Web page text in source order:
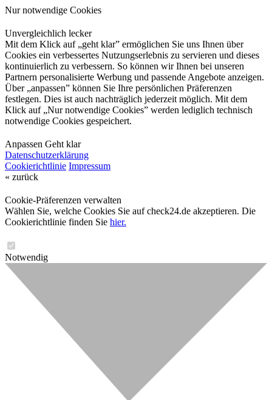
Nur notwendige Cookies
Unvergleichlich lecker
Mit dem Klick auf „geht klar” ermöglichen Sie uns Ihnen über
Cookies ein verbessertes Nutzungserlebnis zu servieren und dieses
kontinuierlich zu verbessern. So können wir Ihnen bei unseren
Partnern personalisierte Werbung und passende Angebote anzeigen.
Über „anpassen” können Sie Ihre persönlichen Präferenzen
festlegen. Dies ist auch nachträglich jederzeit möglich. Mit dem
Klick auf „Nur notwendige Cookies” werden lediglich technisch
notwendige Cookies gespeichert.
Anpassen Geht klar
Datenschutzerklärung
Cookierichtlinie Impressum
« zurück
Cookie-Präferenzen verwalten
Wählen Sie, welche Cookies Sie auf check24.de akzeptieren. Die
Cookierichtlinie finden Sie hier.
Notwendig